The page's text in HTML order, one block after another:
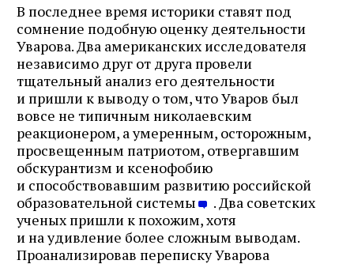
В последнее время историки ставят под
сомнение подобную оценку деятельности
Уварова. Два американских исследователя
независимо друг от друга провели
тщательный анализ его деятельности
и пришли к выводу о том, что Уваров был
вовсе не типичным николаевским
реакционером, а умеренным, осторожным,
просвещенным патриотом, отвергавшим
обскурантизм и ксенофобию
и способствовавшим развитию российской
образовательной системы
. Два советских
ученых пришли к похожим, хотя
и на удивление более сложным выводам.
Проанализировав переписку Уварова